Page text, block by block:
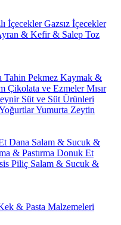
İçeceklerGazsız İçecekler
& Kefir & Salep Toz
Tahin Pekmez Kaymak &
Çikolata ve EzmelerMısır
Süt ve Süt Ürünleri
Yumurta Zeytin
Dana Salam & Sucuk &
& Pastırma Donuk Et
Piliç Salam & Sucuk &
& Pasta Malzemeleri